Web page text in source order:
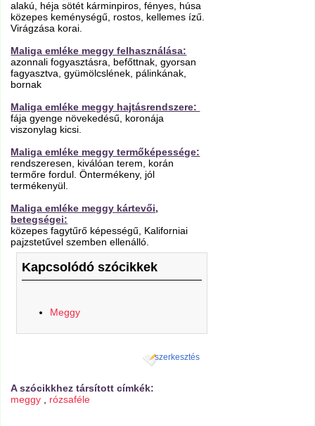
alakú, héja sötét kárminpiros, fényes, húsa
közepes keménységű, rostos, kellemes ízű.
Virágzása korai.
Maliga emléke meggy felhasználása:
azonnali fogyasztásra, befőttnak, gyorsan
fagyasztva, gyümölcslének, pálinkának,
bornak
Maliga emléke meggy hajtásrendszere:
fája gyenge növekedésű, koronája
viszonylag kicsi.
Maliga emléke meggy termőképessége:
rendszeresen, kiválóan terem, korán
termőre fordul. Öntermékeny, jól
termékenyül.
Maliga emléke meggy kártevői,
betegségei:
közepes fagytűrő képességű, Kaliforniai
pajzstetűvel szemben ellenálló.
Kapcsolódó szócikkek
Meggy
szerkesztés
A szócikkhez társított címkék:
meggy
rózsaféle